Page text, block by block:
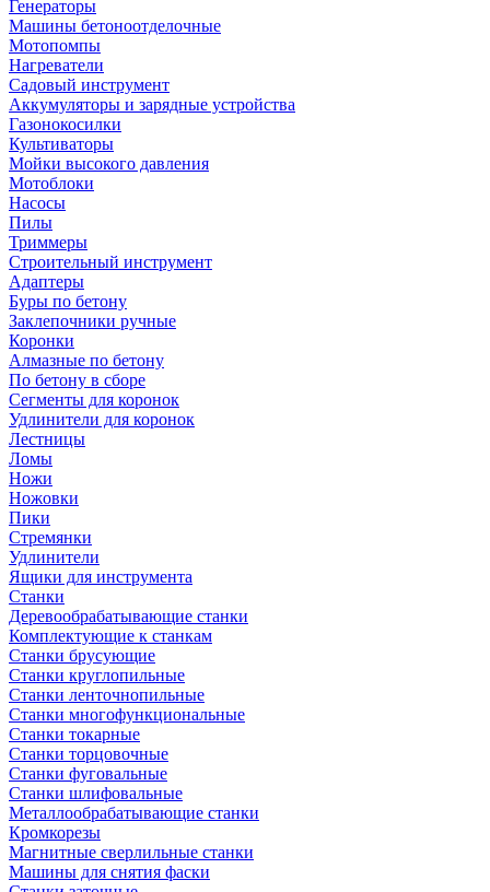
Генераторы
Машины бетоноотделочные
Мотопомпы
Нагреватели
Садовый инструмент
Аккумуляторы и зарядные устройства
Газонокосилки
Культиваторы
Мойки высокого давления
Мотоблоки
Насосы
Пилы
Триммеры
Строительный инструмент
Адаптеры
Буры по бетону
Заклепочники ручные
Коронки
Алмазные по бетону
По бетону в сборе
Сегменты для коронок
Удлинители для коронок
Лестницы
Ломы
Ножи
Ножовки
Пики
Стремянки
Удлинители
Ящики для инструмента
Станки
Деревообрабатывающие станки
Комплектующие к станкам
Станки брусующие
Станки круглопильные
Станки ленточнопильные
Станки многофункциональные
Станки токарные
Станки торцовочные
Станки фуговальные
Станки шлифовальные
Металлообрабатывающие станки
Кромкорезы
Магнитные сверлильные станки
Машины для снятия фаски